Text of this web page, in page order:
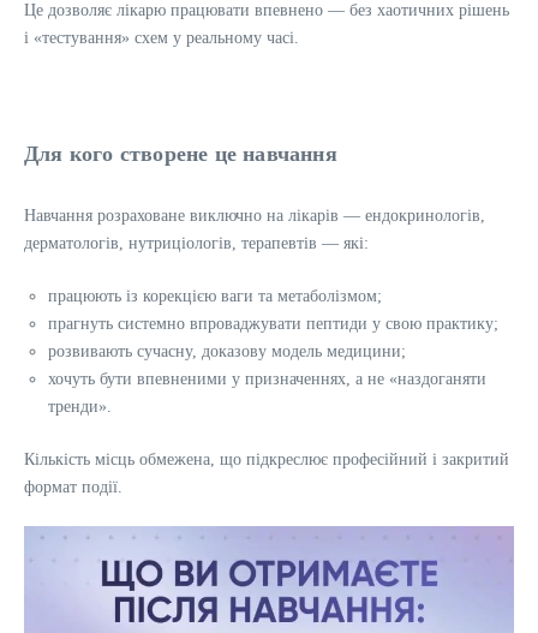
Це дозволяє лікарю працювати впевнено — без хаотичних рішень
і «тестування» схем у реальному часі.
Для кого створене це навчання
Навчання розраховане виключно на лікарів — ендокринологів,
дерматологів, нутриціологів, терапевтів — які:
працюють із корекцією ваги та метаболізмом;
прагнуть системно впроваджувати пептиди у свою практику;
розвивають сучасну, доказову модель медицини;
хочуть бути впевненими у призначеннях, а не «наздоганяти
тренди».
Кількість місць обмежена, що підкреслює професійний і закритий
формат події.